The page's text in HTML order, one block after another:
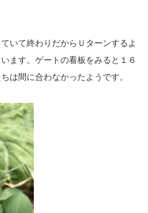
いて終わりだからＵターンするよ
ます。ゲートの看板をみると１６
は間に合わなかったようです。